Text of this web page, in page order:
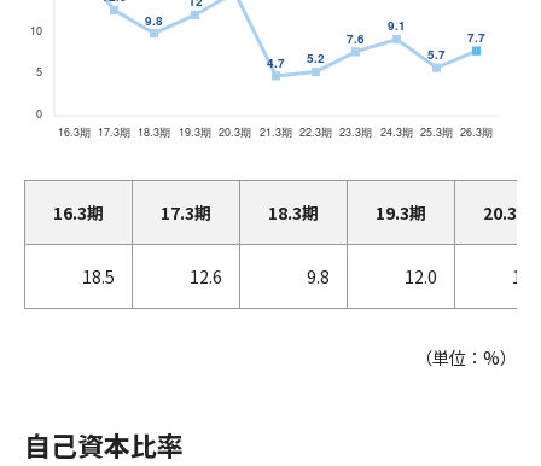
16.3期 17.3期 18.3期 19.3期 20.3期
18.5 12.6 9.8 12.0
（単位：%）
自己資本比率